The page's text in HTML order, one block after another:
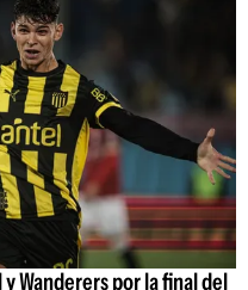
Wanderers por la final del